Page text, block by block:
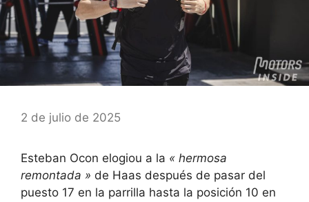
2 de julio de 2025
Esteban Ocon elogiou a la « hermosa
remontada » de Haas después de pasar del
puesto 17 en la parrilla hasta la posición 10 en